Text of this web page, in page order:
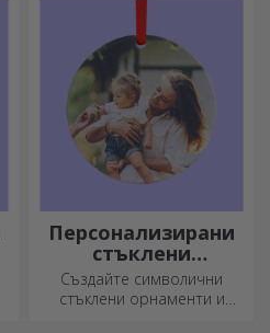
независимо от повода!
Персонализирани
стъклени
орнаменти
Създайте символични
стъклени орнаменти и